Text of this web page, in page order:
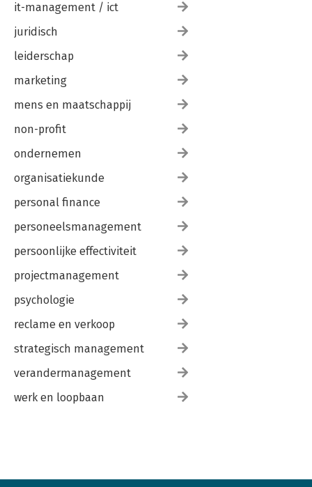
it-management / ict
juridisch
leiderschap
marketing
mens en maatschappij
non-profit
ondernemen
organisatiekunde
personal finance
personeelsmanagement
persoonlijke effectiviteit
projectmanagement
psychologie
reclame en verkoop
strategisch management
verandermanagement
werk en loopbaan